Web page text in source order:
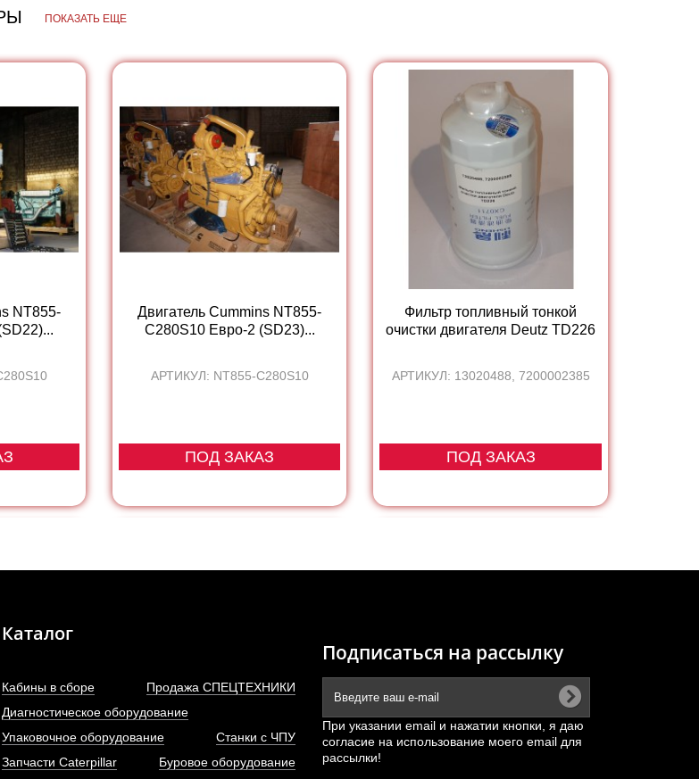
ПОКАЗАТЬ ЕЩЕ
NT855-
Двигатель Cummins NT855-
C280S10 Евро-2 (SD23)...
АРТИКУЛ: NT855-C280S10
ПОД ЗАКАЗ
Фильтр топливный тонкой
очистки двигателя Deutz TD226
АРТИКУЛ: 13020488, 7200002385
ПОД ЗАКАЗ
Sinotruk Форсунка Евро-3 (BOSCH)
Каталог
Кабины в сборе
Продажа СПЕЦТЕХНИКИ
Диагностическое оборудование
Упаковочное оборудование
Станки с ЧПУ
Запчасти Caterpillar
Буровое оборудование
Подписаться на рассылку
При указании email и нажатии кнопки, я даю
согласие на использование моего email для
рассылки!